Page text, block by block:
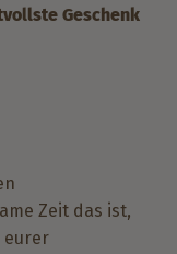
Geschenk
Zeit das ist,
eurer